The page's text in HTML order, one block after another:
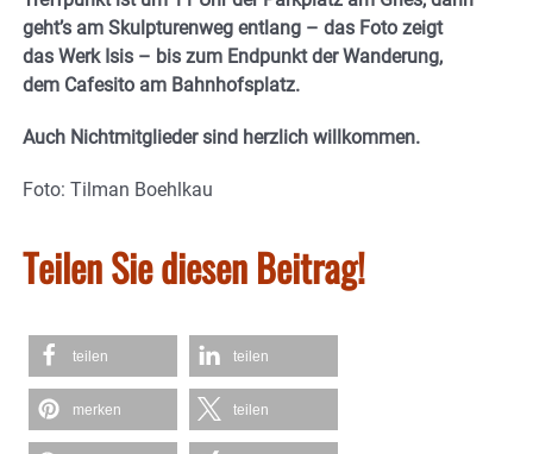
geht’s am Skulpturenweg entlang – das Foto zeigt
das Werk Isis – bis zum Endpunkt der Wanderung,
dem Cafesito am Bahnhofsplatz.
Auch Nichtmitglieder sind herzlich willkommen.
Foto: Tilman Boehlkau
Teilen Sie diesen Beitrag!
teilen teilen
merken teilen